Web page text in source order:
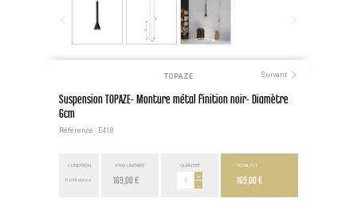
TOPAZE Suivant
Suspension TOPAZE- Monture métal finition noir- Diamètre
6cm
Référence : E418
CONDITION
Point euros
PRIX UNITAIRE
169,00 €
QUANTITÉ
+
-
TOTAL H.T.
169,00 €